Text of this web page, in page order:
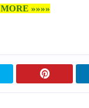
»»»»